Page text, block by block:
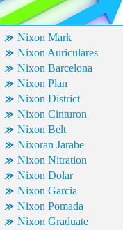
Nixon Mark
Nixon Auriculares
Nixon Barcelona
Nixon Plan
Nixon District
Nixon Cinturon
Nixon Belt
Nixoran Jarabe
Nixon Nitration
Nixon Dolar
Nixon Garcia
Nixon Pomada
Nixon Graduate